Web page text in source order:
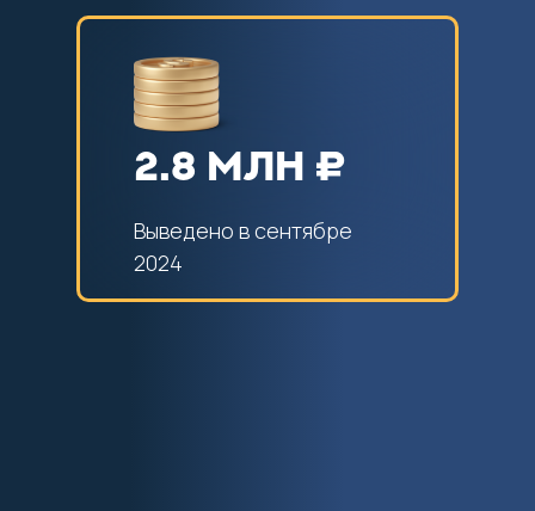
2.8 МЛН ₽
Выведено в сентябре
2024